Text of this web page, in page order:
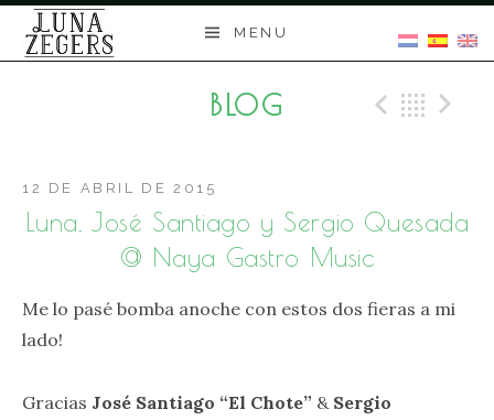
Skip
MENU
BLOG
Luna, José Santiago y Sergio Quesada
@ Naya Gastro Music
12 DE ABRIL DE 2015
Me lo pasé bomba anoche con estos dos fieras a mi
lado!
Gracias José Santiago “El Chote” & Sergio